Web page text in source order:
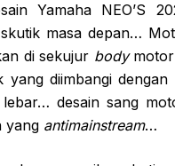
Yamaha NEO’S
masa depan…
di sekujur body
yang diimbangi
lebar… desain sang
yang antimainstream…